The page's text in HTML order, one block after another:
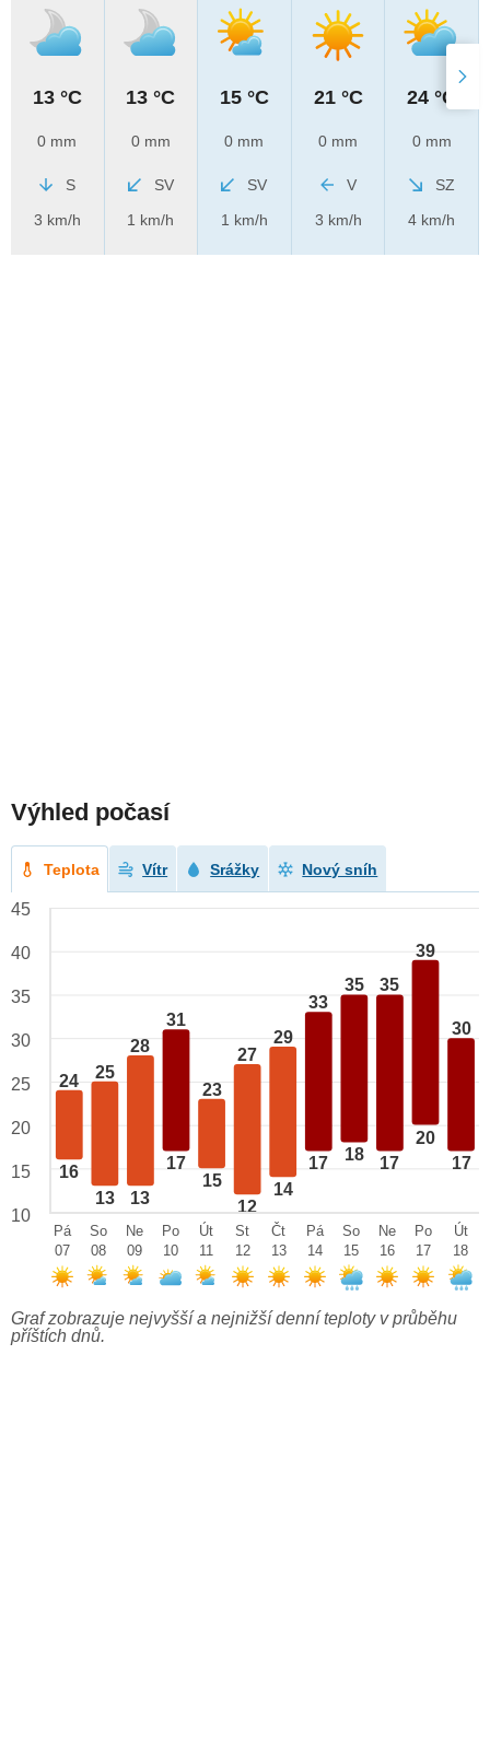
13 °C
0 mm
S
3 km/h
13 °C
0 mm
SV
1 km/h
15 °C
0 mm
SV
1 km/h
21 °C
0 mm
V
3 km/h
24 °C
0 mm
SZ
4 km/h
Výhled počasí
Teplota Vítr Srážky Nový sníh
24
16
25
13
28
13
31
17
23
15
27
12
29
14
33
17
35
18
35
17
39
20
30
17
45
40
35
30
25
20
15
10
Pá
07
So
08
Ne
09
Po
10
Út
11
St
12
Čt
13
Pá
14
So
15
Ne
16
Po
17
Út
18
Graf zobrazuje nejvyšší a nejnižší denní teploty v průběhu
příštích dnů.